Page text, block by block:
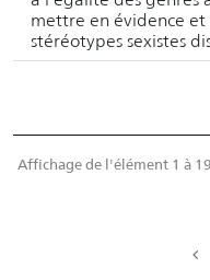
mettre en évidence
stéréotypes sexistes
Affichage de l'élément 1 à